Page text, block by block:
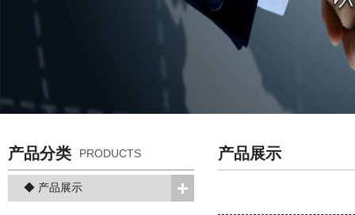
产品分类 PRODUCTS
◆ 产品展示
产品展示